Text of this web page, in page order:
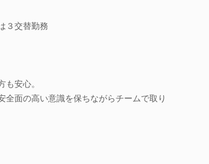
３交替勤務
安心。
全面の高い意識を保ちながらチームで取り